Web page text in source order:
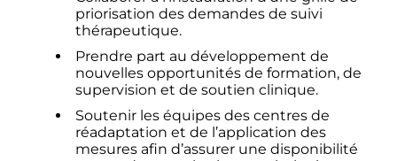
priorisation des demandes de suivi
thérapeutique.
Prendre part au développement de
nouvelles opportunités de formation, de
supervision et de soutien clinique.
Soutenir les équipes des centres de
réadaptation et de l’application des
mesures afin d’assurer une disponibilité